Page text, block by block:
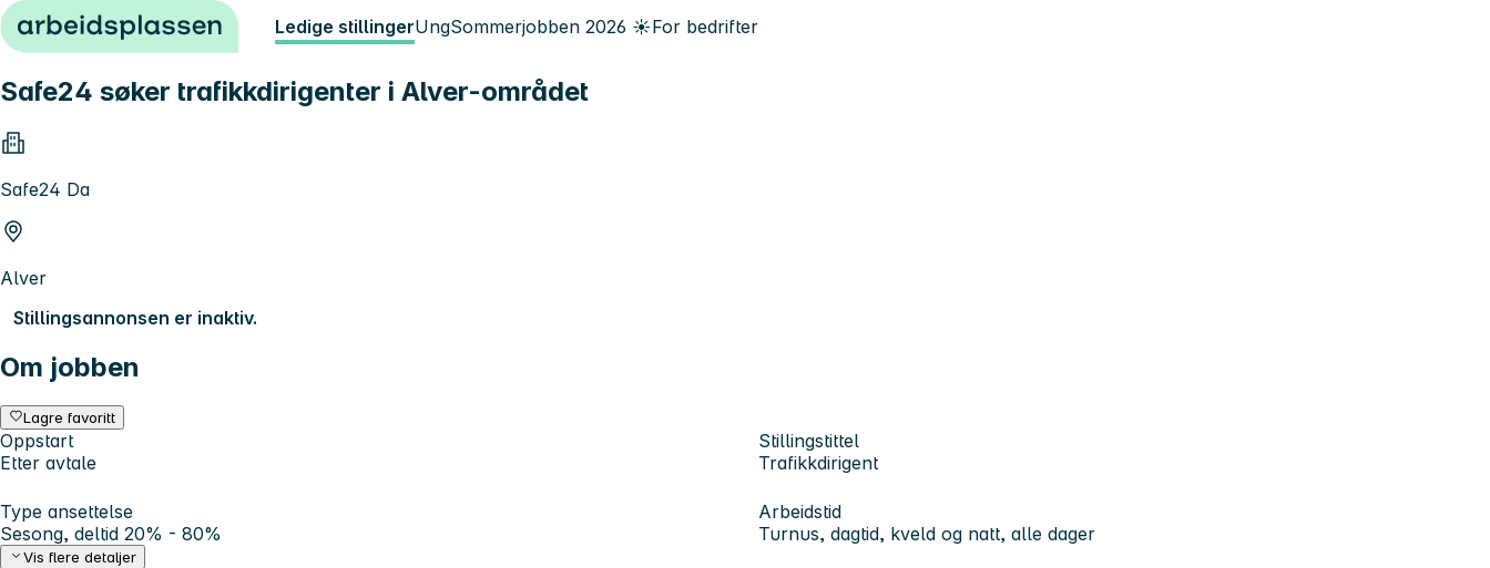
Hopp til innhold Ledige stillingerUngSommerjobben 2026 ☀️For bedrifter
Safe24 søker trafikkdirigenter i Alver-området
Safe24 Da
Alver
Stillingsannonsen er inaktiv.
Om jobben
Lagre favoritt
Oppstart
Etter avtale
Stillingstittel
Trafikkdirigent
Type ansettelse
Sesong, deltid 20% - 80%
Arbeidstid
Turnus, dagtid, kveld og natt, alle dager
Vis flere detaljer